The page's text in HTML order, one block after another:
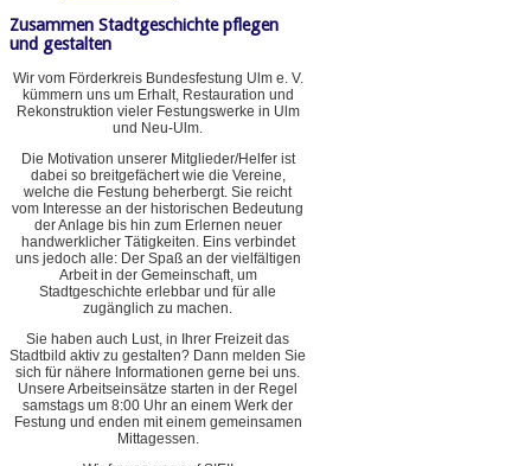
Zusammen Stadtgeschichte pflegen
und gestalten
Wir vom Förderkreis Bundesfestung Ulm e. V.
kümmern uns um Erhalt, Restauration und
Rekonstruktion vieler Festungswerke in Ulm
und Neu-Ulm.
Die Motivation unserer Mitglieder/Helfer ist
dabei so breitgefächert wie die Vereine,
welche die Festung beherbergt. Sie reicht
vom Interesse an der historischen Bedeutung
der Anlage bis hin zum Erlernen neuer
handwerklicher Tätigkeiten. Eins verbindet
uns jedoch alle: Der Spaß an der vielfältigen
Arbeit in der Gemeinschaft, um
Stadtgeschichte erlebbar und für alle
zugänglich zu machen.
Sie haben auch Lust, in Ihrer Freizeit das
Stadtbild aktiv zu gestalten? Dann melden Sie
sich für nähere Informationen gerne bei uns.
Unsere Arbeitseinsätze starten in der Regel
samstags um 8:00 Uhr an einem Werk der
Festung und enden mit einem gemeinsamen
Mittagessen.